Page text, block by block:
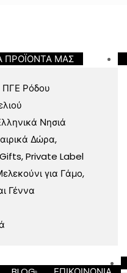
ΠΡΟΪΟΝΤΑ ΜΑΣ
ΠΓΕ Ρόδου
Νησιά
Δώρα,
Private Label
για Γάμο,
Γέννα